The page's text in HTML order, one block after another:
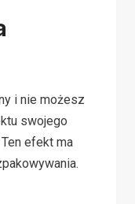
i nie możesz
swojego
efekt ma